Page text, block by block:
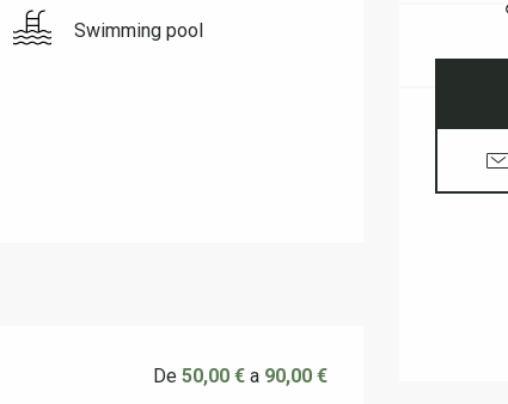
Swimming pool
De50,00 € a 90,00 €